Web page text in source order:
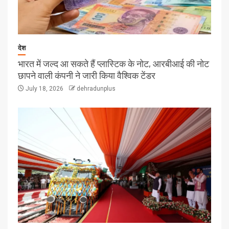
देश
भारत में जल्द आ सकते हैं प्लास्टिक के नोट, आरबीआई की नोट
छापने वाली कंपनी ने जारी किया वैश्विक टेंडर
July 18, 2026 dehradunplus